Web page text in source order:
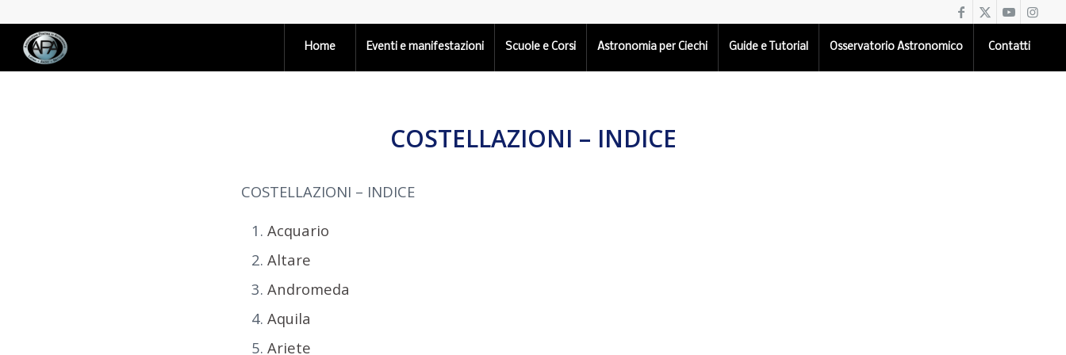
Home Eventi e manifestazioni Scuole e Corsi Astronomia per Ciechi Guide e Tutorial Osservatorio Astronomico Contatti
COSTELLAZIONI – INDICE
COSTELLAZIONI – INDICE
Acquario
Altare
Andromeda
Aquila
Ariete